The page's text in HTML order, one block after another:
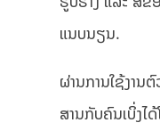
ແນບນຽນ.
ຜ່ານການໃຊ້ງານ
ສານກັບຄົນເບິ່ງໄ